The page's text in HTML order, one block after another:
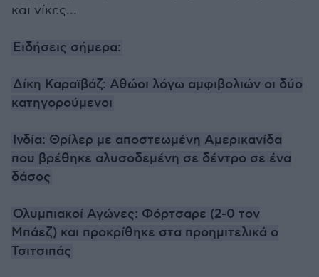
και νίκες...
Ειδήσεις σήμερα:
Δίκη Καραϊβάζ: Αθώοι λόγω αμφιβολιών οι δύο
κατηγορούμενοι
Ινδία: Θρίλερ με αποστεωμένη Αμερικανίδα
που βρέθηκε αλυσοδεμένη σε δέντρο σε ένα
δάσος
Ολυμπιακοί Αγώνες: Φόρτσαρε (2-0 τον
Μπάεζ) και προκρίθηκε στα προημιτελικά ο
Τσιτσιπάς